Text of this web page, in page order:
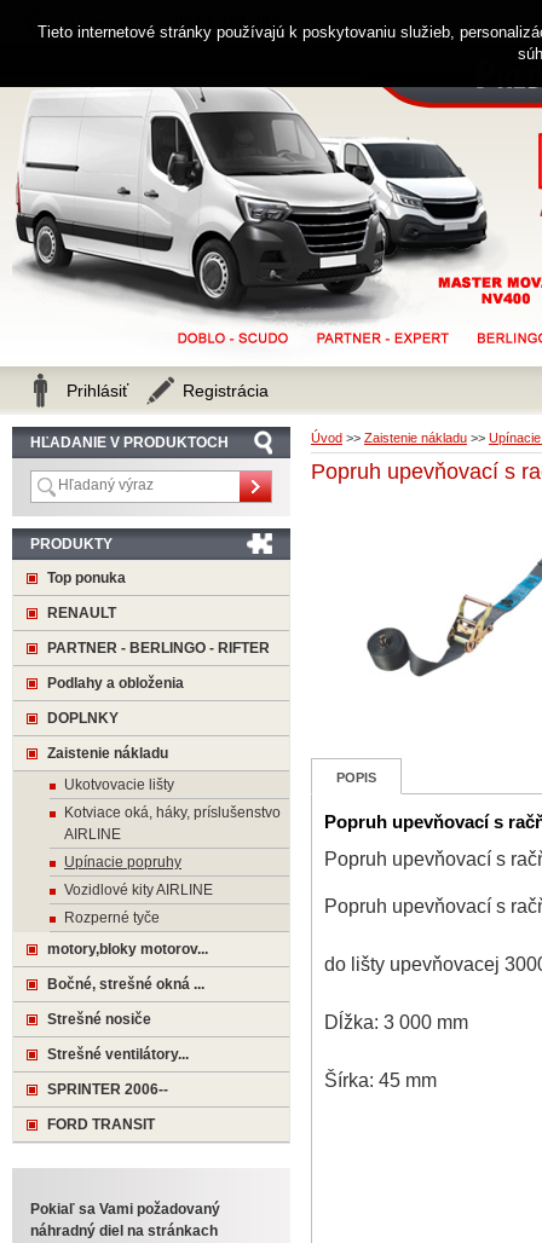
Úvod >> Zaistenie nákladu >>
Popruh upevňovací s
POPIS
Popruh upevňovací s
Popruh upevňovací s
Popruh upevňovací s
do lišty upevňovacej
Dĺžka: 3 000 mm
Šírka: 45 mm
HĽADANIE V PRODUKTOCH
PRODUKTY
Top ponuka
RENAULT
PARTNER - BERLINGO - RIFTER
Podlahy a obloženia
DOPLNKY
Zaistenie nákladu
Ukotvovacie lišty
Kotviace oká, háky, príslušenstvo
AIRLINE
Upínacie popruhy
Vozidlové kity AIRLINE
Rozperné tyče
motory,bloky motorov...
Bočné, strešné okná ...
Strešné nosiče
Strešné ventilátory...
SPRINTER 2006--
FORD TRANSIT
Pokiaľ sa Vami požadovaný
náhradný diel na stránkach
Zákaznícka linka 0914 238 482
Prihlásiť Registrácia
Tieto internetové stránky používajú k poskytovaniu služieb,